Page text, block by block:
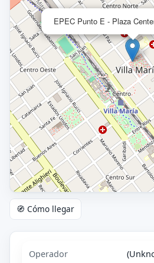
EPEC Punto E - Plaza
🧭 Cómo llegar
Operador